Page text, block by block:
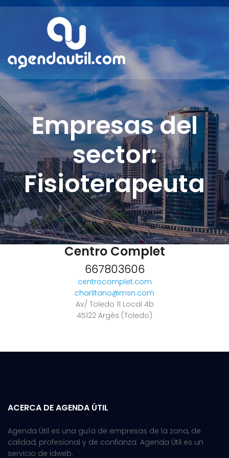
Empresas del
sector:
Fisioterapeuta
Centro Complet
667803606
centrocomplet.com
charlitano@msn.com
Av/ Toledo 11 Local 4b
45122 Argés (Toledo)
ACERCA DE AGENDA ÚTIL
Agenda Útil es una guía de empresas de la zona, de
calidad, profesional y de confianza. Agenda Útil es un
servicio de idweb.